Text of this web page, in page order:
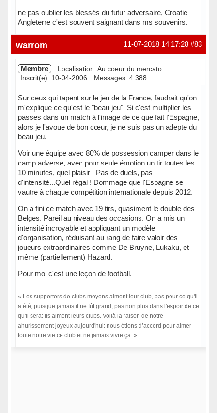
ne pas oublier les blessés du futur adversaire, Croatie
Angleterre c'est souvent saignant dans ms souvenirs.
#83
11-07-2018 14:17:28
warrom
Membre
Localisation: Au coeur du mercato
Inscrit(e): 10-04-2006
Messages: 4 388
Sur ceux qui tapent sur le jeu de la France, faudrait qu'on
m'explique ce qu'est le "beau jeu". Si c'est multiplier les
passes dans un match à l'image de ce que fait l'Espagne,
alors je l'avoue de bon cœur, je ne suis pas un adepte du
beau jeu.
Voir une équipe avec 80% de possession camper dans le
camp adverse, avec pour seule émotion un tir toutes les
10 minutes, quel plaisir ! Pas de duels, pas
d'intensité...Quel régal ! Dommage que l'Espagne se
vautre à chaque compétition internationale depuis 2012.
On a fini ce match avec 19 tirs, quasiment le double des
Belges. Pareil au niveau des occasions. On a mis un
intensité incroyable et appliquant un modèle
d'organisation, réduisant au rang de faire valoir des
joueurs extraordinaires comme De Bruyne, Lukaku, et
même (partiellement) Hazard.
Pour moi c'est une leçon de football.
« Les supporters de clubs moyens aiment leur club, pas pour ce qu'il
a été, puisque jamais il ne fût grand, pas non plus dans l'espoir de ce
qu'il sera: ils aiment leurs clubs. Voilà la raison de notre
ahurissement joyeux aujourd'hui: nous étions d’accord pour aimer
toute notre vie ce club et ne jamais vivre ça. »